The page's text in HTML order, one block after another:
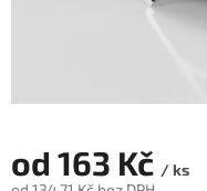
od 163 Kč / ks